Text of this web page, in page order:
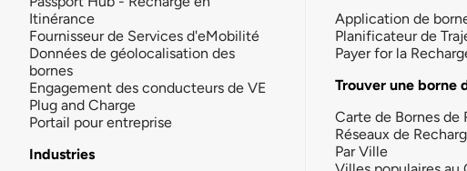
Itinérance
Fournisseur de Services d'eMobilité
Données de géolocalisation des
bornes
Engagement des conducteurs de VE
Plug and Charge
Portail pour entreprise
Industries
Application de
Planificateur de
Payer for la
Trouver une borne
Carte de Bornes de
Réseaux de
Par Ville